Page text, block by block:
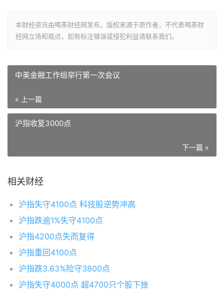
本财经资讯由喝茶财经网发布，版权来源于原作者，不代表喝茶财
经网立场和观点，如有标注错误或侵犯利益请联系我们。
中美金融工作组举行第一次会议
« 上一篇
沪指收复3000点
下一篇 »
相关财经
沪指失守4100点 科技股逆势冲高
沪指跌逾1%失守4100点
沪指4200点失而复得
沪指重回4100点
沪指跌3.63%险守3800点
沪指失守4000点 超4700只个股下挫